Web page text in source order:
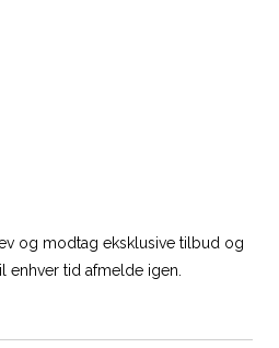
og modtag eksklusive tilbud og
enhver tid afmelde igen.